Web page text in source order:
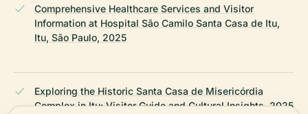
Comprehensive Healthcare Services and Visitor
Information at Hospital São Camilo Santa Casa de Itu,
Itu, São Paulo, 2025
Exploring the Historic Santa Casa de Misericórdia
Complex in Itu: Visitor Guide and Cultural Insights, 2025